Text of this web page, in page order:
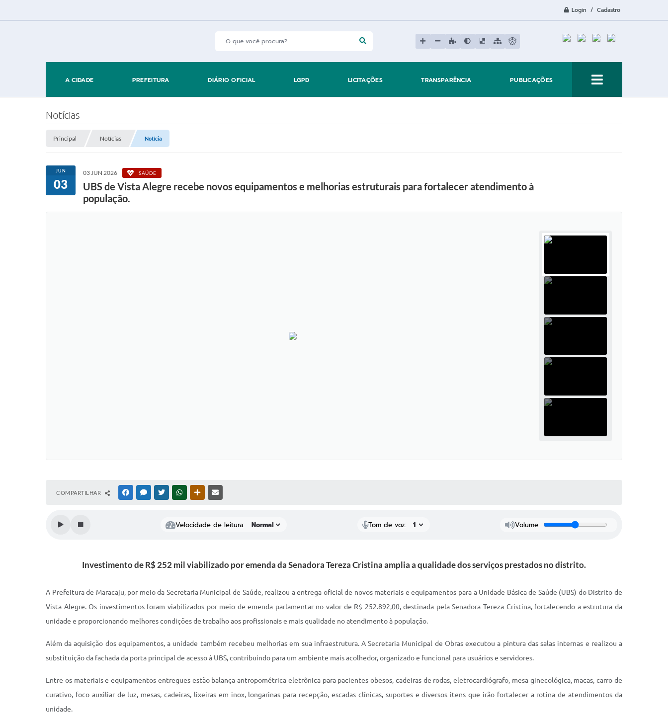
Login / Cadastro
A CIDADE PREFEITURA DIÁRIO OFICIAL LGPD LICITAÇÕES TRANSPARÊNCIA PUBLICAÇÕES
Notícias
Principal Notícias Notícia
JUN
03
03 JUN 2026 SAÚDE
UBS de Vista Alegre recebe novos equipamentos e melhorias estruturais para fortalecer atendimento à
população.
COMPARTILHAR FACEBOOKMESSENGER
TWITTERWHATSAPPOUTRAS MÍDIAS
Velocidade de leitura: Tom de voz: Volume
Investimento de R$ 252 mil viabilizado por emenda da Senadora Tereza Cristina amplia a qualidade dos serviços prestados no distrito.
A Prefeitura de Maracaju, por meio da Secretaria Municipal de Saúde, realizou a entrega oficial de novos materiais e equipamentos para a Unidade Básica de Saúde (UBS) do Distrito de
Vista Alegre. Os investimentos foram viabilizados por meio de emenda parlamentar no valor de R$ 252.892,00, destinada pela Senadora Tereza Cristina, fortalecendo a estrutura da
unidade e proporcionando melhores condições de trabalho aos profissionais e mais qualidade no atendimento à população.
Além da aquisição dos equipamentos, a unidade também recebeu melhorias em sua infraestrutura. A Secretaria Municipal de Obras executou a pintura das salas internas e realizou a
substituição da fachada da porta principal de acesso à UBS, contribuindo para um ambiente mais acolhedor, organizado e funcional para usuários e servidores.
Entre os materiais e equipamentos entregues estão balança antropométrica eletrônica para pacientes obesos, cadeiras de rodas, eletrocardiógrafo, mesa ginecológica, macas, carro de
curativo, foco auxiliar de luz, mesas, cadeiras, lixeiras em inox, longarinas para recepção, escadas clínicas, suportes e diversos itens que irão fortalecer a rotina de atendimentos da
unidade.